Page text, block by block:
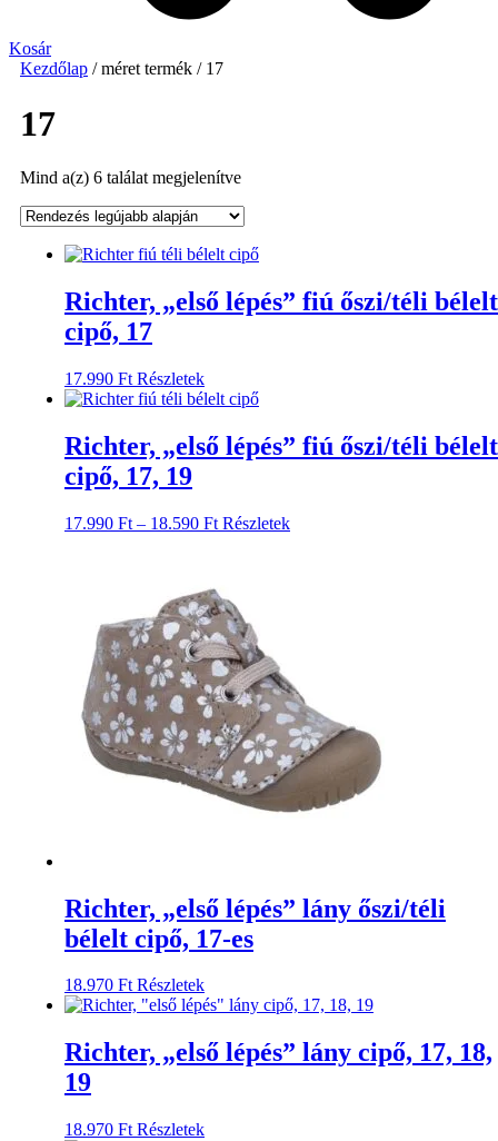
Kosár
Kezdőlap / méret termék / 17
17
Mind a(z) 6 találat megjelenítveSorted
Richter, „első lépés” fiú őszi/téli bélelt
cipő, 17
17.990 Ft RészletekEnnek
a
több
variációja
változatok
a
ki
Richter, „első lépés” fiú őszi/téli bélelt
cipő, 17, 19
17.990 Ft – 18.590 FtÁrtartomány:
RészletekEnnek
a
termékoldalon
választhatók
ki
Richter, „első lépés” lány őszi/téli
bélelt cipő, 17-es
18.970 Ft RészletekEnnek
a
több
variációja
változatok
Richter, „első lépés” lány cipő, 17, 18,
19
18.970 Ft RészletekEnnek